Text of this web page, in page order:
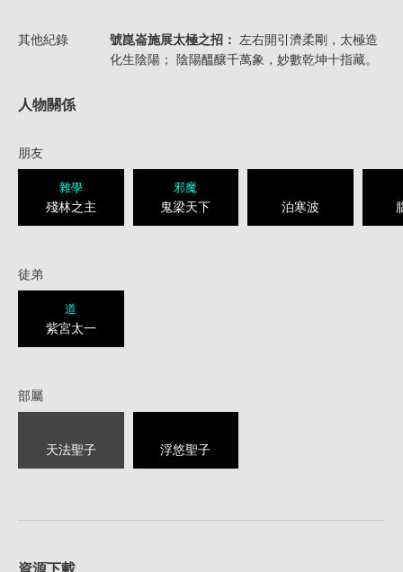
其他紀錄 號崑崙施展太極之招：
左右開引濟柔剛，太極造
化生陰陽； 陰陽醞釀千萬象，妙數乾坤十指藏。
人物關係
朋友
雜學
殘林之主
邪魔
鬼梁天下 泊寒波
徒弟
道
紫宮太一
部屬
天法聖子 浮悠聖子